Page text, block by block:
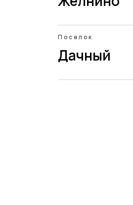
Поселок
Дачный